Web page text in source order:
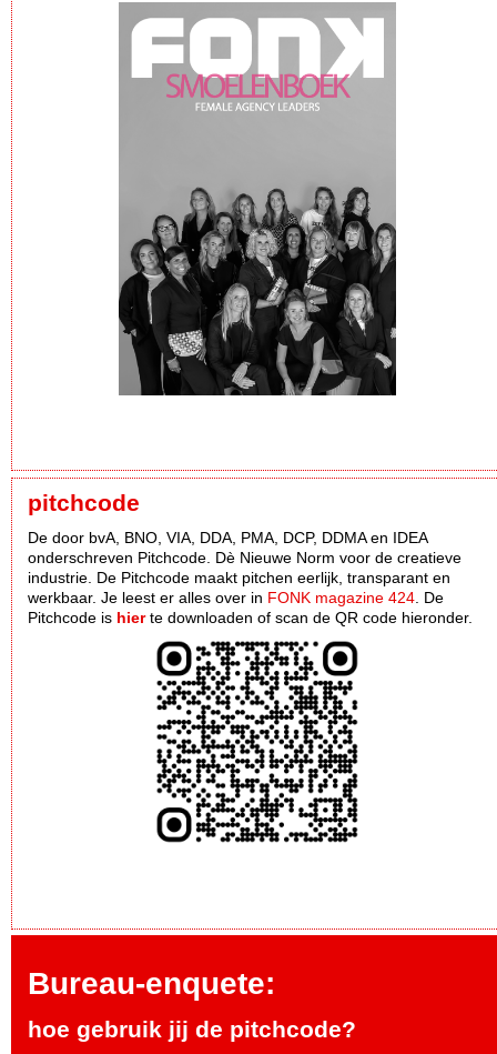
pitchcode
De door bvA, BNO, VIA, DDA, PMA, DCP, DDMA en IDEA
onderschreven Pitchcode. Dè Nieuwe Norm voor de creatieve
industrie. De Pitchcode maakt pitchen eerlijk, transparant en
werkbaar. Je leest er alles over in FONK magazine 424. De
Pitchcode is hierte downloaden of scan de QR code hieronder.
Bureau-enquete:
hoe gebruik jij de pitchcode?